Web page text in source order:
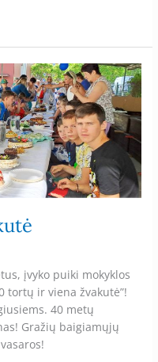
įvyko puiki mokyklos
tortų ir viena žvakutė”!
40 metų
Gražių baigiamųjų